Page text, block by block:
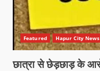
Featured Hapur City News
छात्रा से छेड़छाड़ के